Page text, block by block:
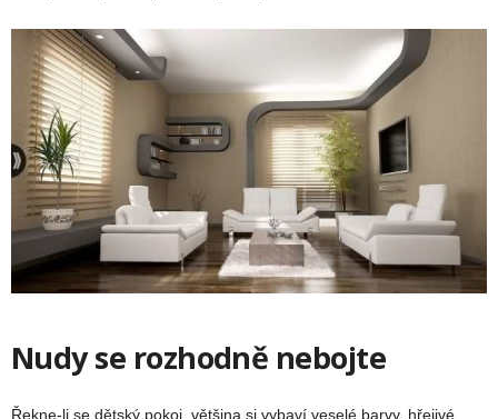
Nudy se rozhodně nebojte
Řekne-li se dětský pokoj, většina si vybaví veselé barvy, hřejivé